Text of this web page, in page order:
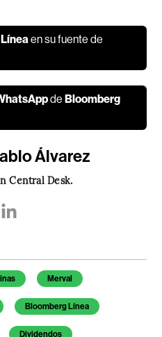
en su fuente de
deBloomberg
Álvarez
Central Desk.
Merval
Bloomberg Línea
Dividendos